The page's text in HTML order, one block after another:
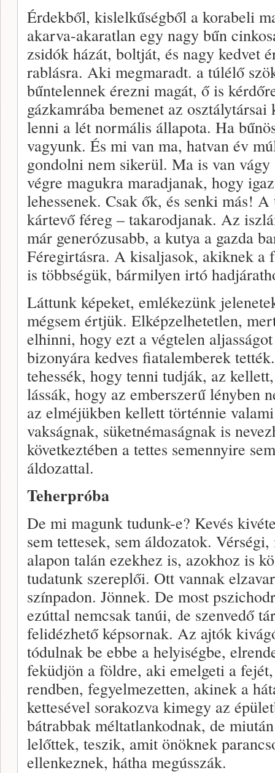
Érdekből, kislelkűségből a korabeli
akarva-akaratlan egy nagy bűn
zsidók házát, boltját, és nagy kedvet
rablásra. Aki megmaradt. a túlélő
bűntelennek érezni magát, ő is
gázkamrába bemenet az
lenni a lét normális állapota. Ha
vagyunk. És mi van ma, hatvan év
gondolni nem sikerül. Ma is van vágy
végre magukra maradjanak, hogy
lehessenek. Csak ők, és senki más!
kártevő féreg – takarodjanak. Az
már generózusabb, a kutya a gazda
Féregirtásra. A kisaljasok, akiknek a
is többségük, bármilyen irtó
Láttunk képeket, emlékezünk
mégsem értjük. Elképzelhetetlen,
elhinni, hogy ezt a végtelen
bizonyára kedves fiatalemberek
tehessék, hogy tenni tudják, az
lássák, hogy az emberszerű lényben
az elméjükben kellett történnie
vakságnak, süketnémaságnak is
következtében a tettes semennyire
áldozattal.
Teherpróba
De mi magunk tudunk-e? Kevés
sem tettesek, sem áldozatok.
alapon talán ezekhez is, azokhoz is
tudatunk szereplői. Ott vannak
színpadon. Jönnek. De most
ezúttal nemcsak tanúi, de szenvedő
felidézhető képsornak. Az ajtók
tódulnak be ebbe a helyiségbe,
feküdjön a földre, aki emelgeti a
rendben, fegyelmezetten, akinek a
kettesével sorakozva kimegy az
bátrabbak méltatlankodnak, de
lelőttek, teszik, amit önöknek
ellenkeznek, hátha megússzák.